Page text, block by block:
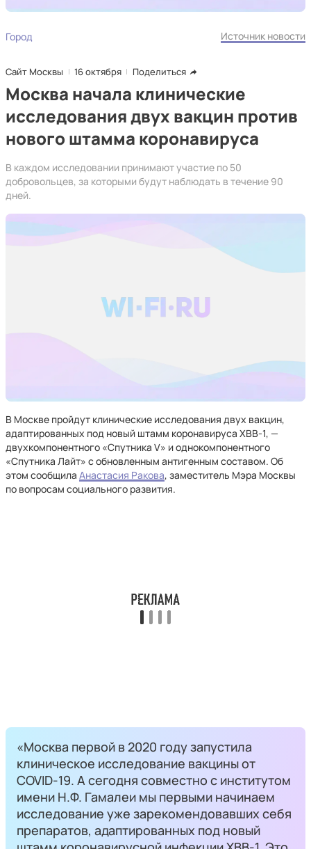
Город Источник новости
Сайт Москвы 16 октября Поделиться
Москва начала клинические
исследования двух вакцин против
нового штамма коронавируса
В каждом исследовании принимают участие по 50
добровольцев, за которыми будут наблюдать в течение 90
дней.
В Москве пройдут клинические исследования двух вакцин,
адаптированных под новый штамм коронавируса XBB-1, —
двухкомпонентного «Спутника V» и однокомпонентного
«Спутника Лайт» с обновленным антигенным составом. Об
этом сообщила Анастасия Ракова, заместитель Мэра Москвы
по вопросам социального развития.
«Москва первой в 2020 году запустила
клиническое исследование вакцины от
СOVID-19. А сегодня совместно с институтом
имени Н.Ф. Гамалеи мы первыми начинаем
исследование уже зарекомендовавших себя
препаратов, адаптированных под новый